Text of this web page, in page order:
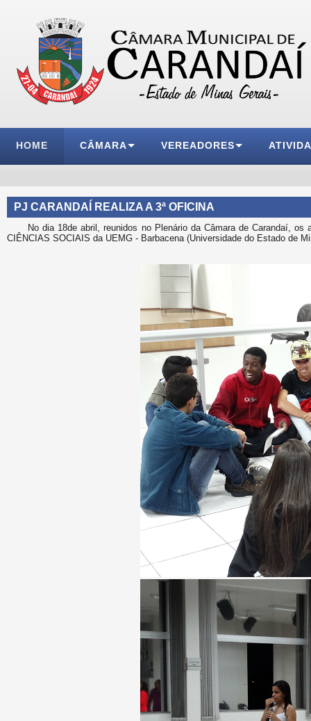
HOME CÂMARA VEREADORES
PJ CARANDAÍ REALIZA A 3ª OFICINA
No dia 18de abril, reunidos no Plenário da Câmara de Carandaí,
CIÊNCIAS SOCIAIS da UEMG - Barbacena (Universidade do Estado de